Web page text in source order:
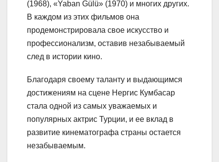
(1968), «Yaban Gülü» (1970) и многих других.
В каждом из этих фильмов она
продемонстрировала свое искусство и
профессионализм, оставив незабываемый
след в истории кино.
Благодаря своему таланту и выдающимся
достижениям на сцене Нергис Кумбасар
стала одной из самых уважаемых и
популярных актрис Турции, и ее вклад в
развитие кинематографа страны остается
незабываемым.